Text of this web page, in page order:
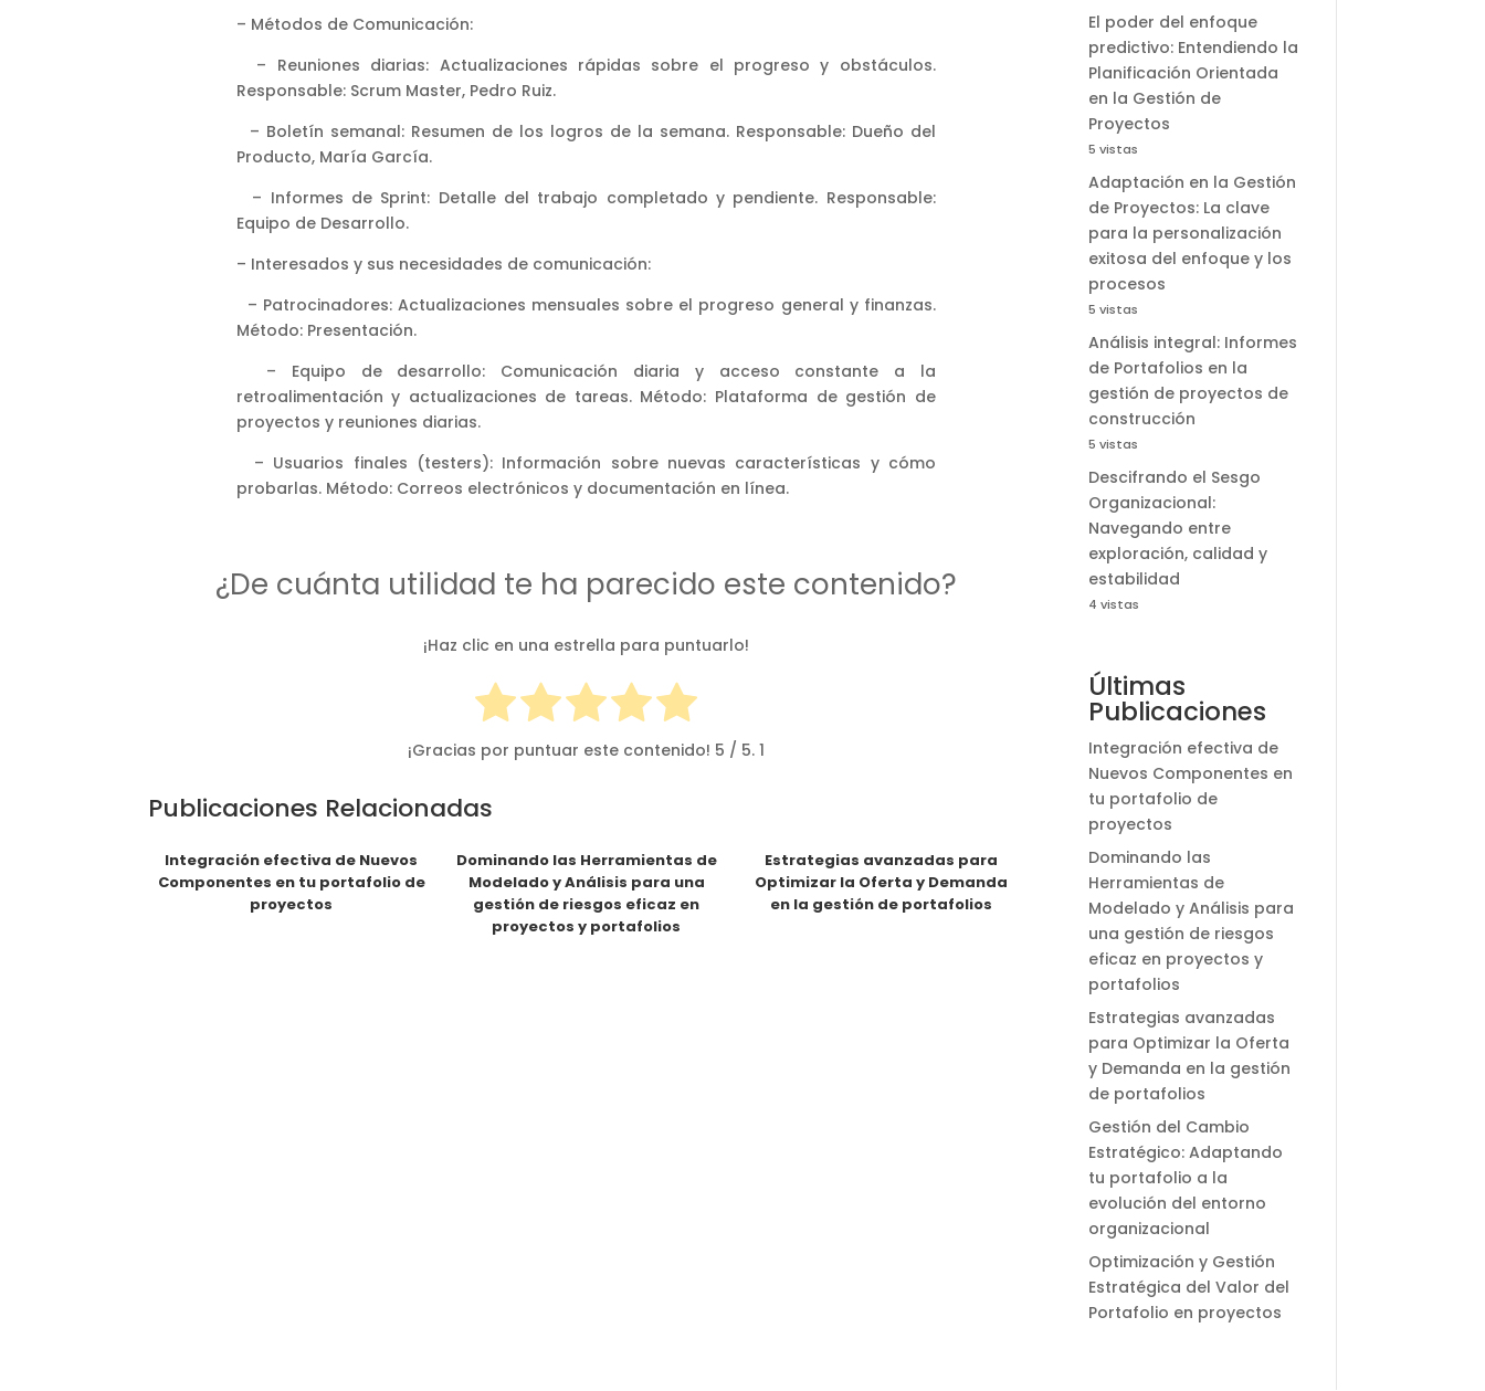
– Métodos de Comunicación:
– Reuniones diarias: Actualizaciones rápidas sobre el progreso y obstáculos.
Responsable: Scrum Master, Pedro Ruiz.
– Boletín semanal: Resumen de los logros de la semana. Responsable: Dueño del
Producto, María García.
– Informes de Sprint: Detalle del trabajo completado y pendiente. Responsable:
Equipo de Desarrollo.
– Interesados y sus necesidades de comunicación:
– Patrocinadores: Actualizaciones mensuales sobre el progreso general y finanzas.
Método: Presentación.
– Equipo de desarrollo: Comunicación diaria y acceso constante a la
retroalimentación y actualizaciones de tareas. Método: Plataforma de gestión de
proyectos y reuniones diarias.
– Usuarios finales (testers): Información sobre nuevas características y cómo
probarlas. Método: Correos electrónicos y documentación en línea.
¿De cuánta utilidad te ha parecido este contenido?
¡Haz clic en una estrella para puntuarlo!
¡Gracias por puntuar este contenido! 5 / 5. 1
Publicaciones Relacionadas
Integración efectiva de Nuevos
Componentes en tu portafolio de
proyectos
Dominando las Herramientas de
Modelado y Análisis para una
gestión de riesgos eficaz en
proyectos y portafolios
Estrategias avanzadas para
Optimizar la Oferta y Demanda
en la gestión de portafolios
El poder del enfoque
predictivo: Entendiendo la
Planificación Orientada
en la Gestión de
Proyectos
5 vistas
Adaptación en la Gestión
de Proyectos: La clave
para la personalización
exitosa del enfoque y los
procesos
5 vistas
Análisis integral: Informes
de Portafolios en la
gestión de proyectos de
construcción
5 vistas
Descifrando el Sesgo
Organizacional:
Navegando entre
exploración, calidad y
estabilidad
4 vistas
Últimas
Publicaciones
Integración efectiva de
Nuevos Componentes en
tu portafolio de
proyectos
Dominando las
Herramientas de
Modelado y Análisis para
una gestión de riesgos
eficaz en proyectos y
portafolios
Estrategias avanzadas
para Optimizar la Oferta
y Demanda en la gestión
de portafolios
Gestión del Cambio
Estratégico: Adaptando
tu portafolio a la
evolución del entorno
organizacional
Optimización y Gestión
Estratégica del Valor del
Portafolio en proyectos